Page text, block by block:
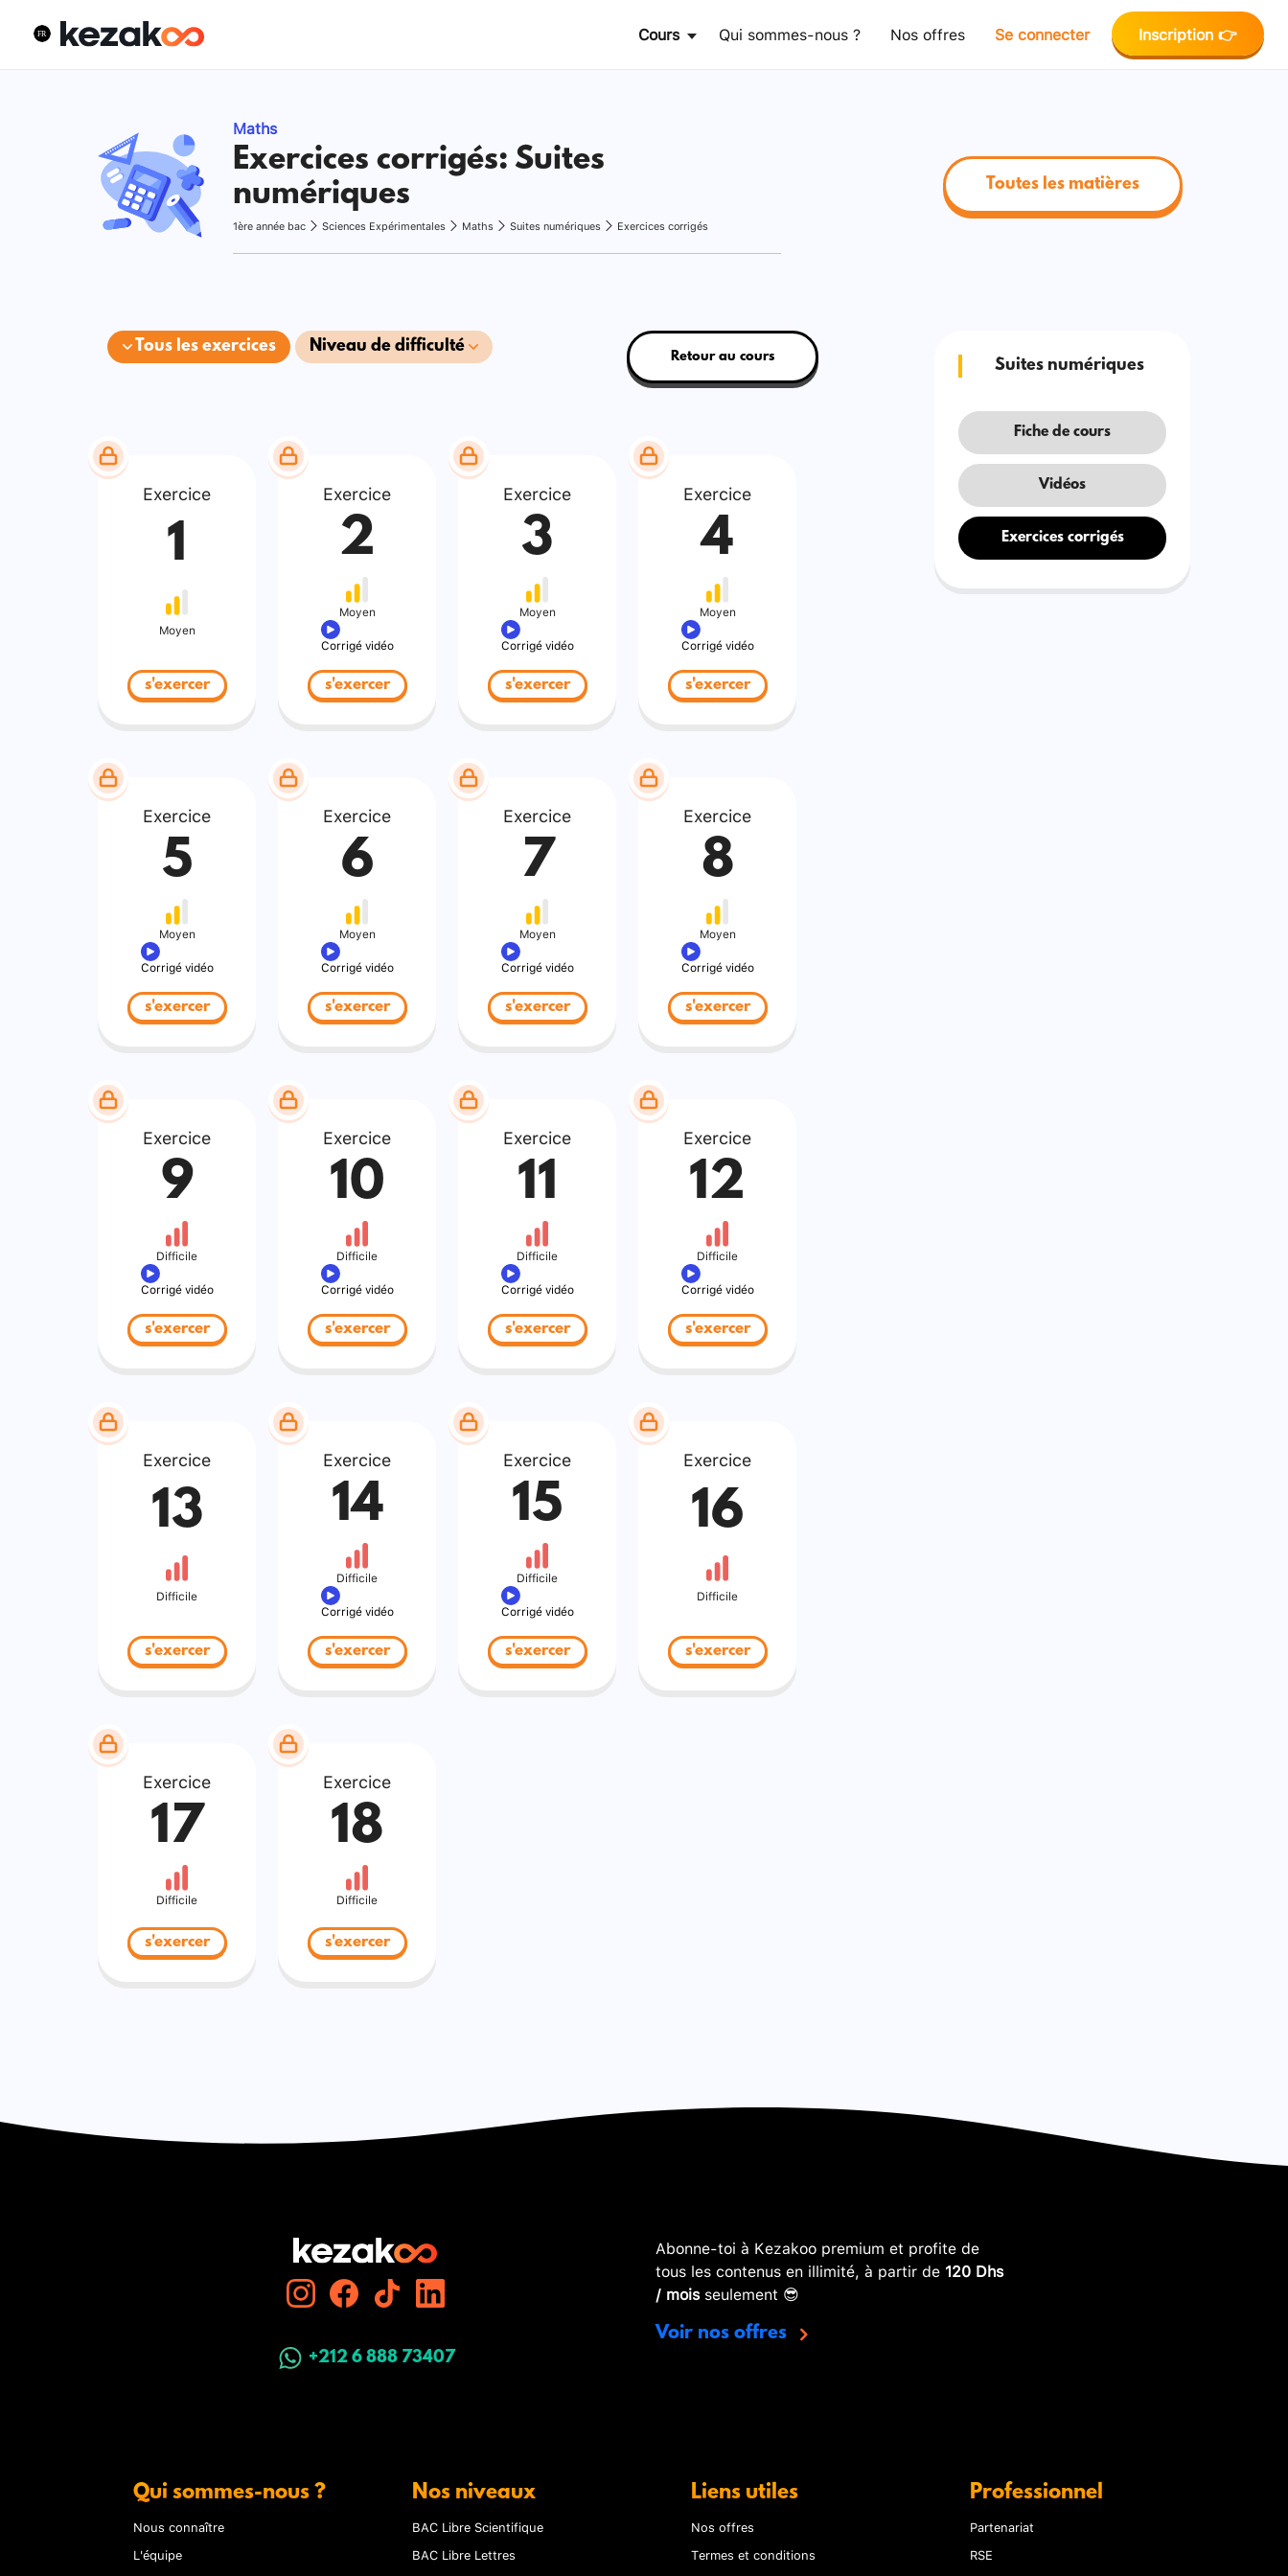
Cours Qui sommes-nous ? Nos offres Se connecter Inscription 👉
Maths
Exercices corrigés: Suites
numériques
1ère année bac Sciences Expérimentales Maths Suites numériques Exercices corrigés
Toutes les matières
Tous les exercices Niveau de difficulté
Retour au cours
Exercice
1
Moyen
s'exercer
Exercice
2
Moyen
Corrigé vidéo
s'exercer
Exercice
3
Moyen
Corrigé vidéo
s'exercer
Exercice
4
Moyen
Corrigé vidéo
s'exercer
Exercice
5
Moyen
Corrigé vidéo
s'exercer
Exercice
6
Moyen
Corrigé vidéo
s'exercer
Exercice
7
Moyen
Corrigé vidéo
s'exercer
Exercice
8
Moyen
Corrigé vidéo
s'exercer
Exercice
9
Difficile
Corrigé vidéo
s'exercer
Exercice
10
Difficile
Corrigé vidéo
s'exercer
Exercice
11
Difficile
Corrigé vidéo
s'exercer
Exercice
12
Difficile
Corrigé vidéo
s'exercer
Exercice
13
Difficile
s'exercer
Exercice
14
Difficile
Corrigé vidéo
s'exercer
Exercice
15
Difficile
Corrigé vidéo
s'exercer
Exercice
16
Difficile
s'exercer
Exercice
17
Difficile
s'exercer
Exercice
18
Difficile
s'exercer
Suites numériques
Fiche de cours
Vidéos
Exercices corrigés
+212 6 888 73407
Abonne-toi à Kezakoo premium et profite de
tous les contenus en illimité, à partir de 120 Dhs
/ moisseulement 😎
Voir nos offres
Qui sommes-nous ?
Nous connaître
L'équipe
Nos niveaux
BAC Libre Scientifique
BAC Libre Lettres
Liens utiles
Nos offres
Termes et conditions
Professionnel
Partenariat
RSE